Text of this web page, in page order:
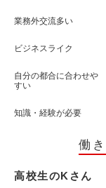
業務外交流多い
ビジネスライク
自分の都合に合わせや
すい
知識・経験が必要
働
高校生のKさん